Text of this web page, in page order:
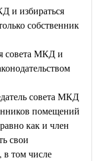
и избираться
собственник
совета МКД и
совета МКД
помещений
как и член
свои
том числе